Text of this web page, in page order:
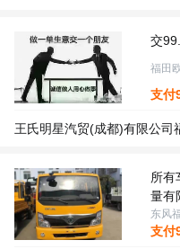
交
福田
支付
王氏明星汽贸(成都)有限公司
所有
量有
东风
支付